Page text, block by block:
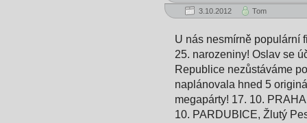
3.10.2012 Tom
U nás nesmírně populární
25. narozeniny! Oslav se
Republice nezůstáváme
naplánovala hned 5
megapárty! 17. 10.
10. PARDUBICE, Žlutý